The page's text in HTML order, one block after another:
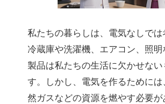
私たちの暮らしは、電気なしでは
冷蔵庫や洗濯機、エアコン、照明
製品は私たちの生活に欠かせない
す。しかし、電気を作るために
然ガスなどの資源を燃やす必要